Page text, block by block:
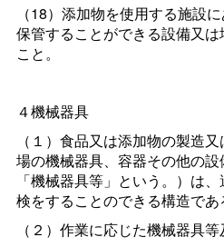
（18）添加物を使用する施設
保管することができる設備又
こと。
４機械器具
（１）食品又は添加物の製造
場の機械器具、容器その他の
「機械器具等」という。）は
検をすることのできる構造であ
（２）作業に応じた機械器具